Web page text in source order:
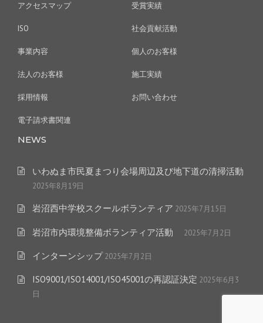
アクセスマップ 受賞実績
ISO 社会貢献活動
事業内容 個人のお客様
法人のお客様 施工実績
採用情報 お問い合わせ
電子請求書関連
NEWS
いわぬま市民夏まつり会場周辺及び地下道の清掃活動
2025年8月19日
岩沼西中学校スクールボランティア 2025年7月15日
岩沼市内環境整備ボランティア活動 2025年7月2日
インターンシップ 2025年7月2日
ISO9001/ISO14001/ISO45001の再認証決定 2025年6月3
日